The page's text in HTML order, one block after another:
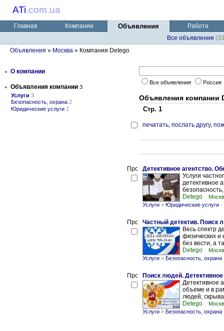
ATi.com.ua
Главная Компании Объявления
Работа
Все объявления
Объявления » Москва » Компания Detego
• О компании
• Объявления компании 3
Услуги 3
Безопасность, охрана 2
Юридические услуги 1
Все объявления Россия
Объявления компании
Стр. 1
печатать, послать другу,
Детективное агентство.
Услуги
детективное
Detego
Услуги » Юридические услуги -
Частный детектив. Поиск
Весь спектр
физических и
без вести, а
Detego
Услуги » Безопасность, охрана
Поиск людей. Детективное
Детективное
объеме и в
людей,
Detego
Услуги » Безопасность, охрана